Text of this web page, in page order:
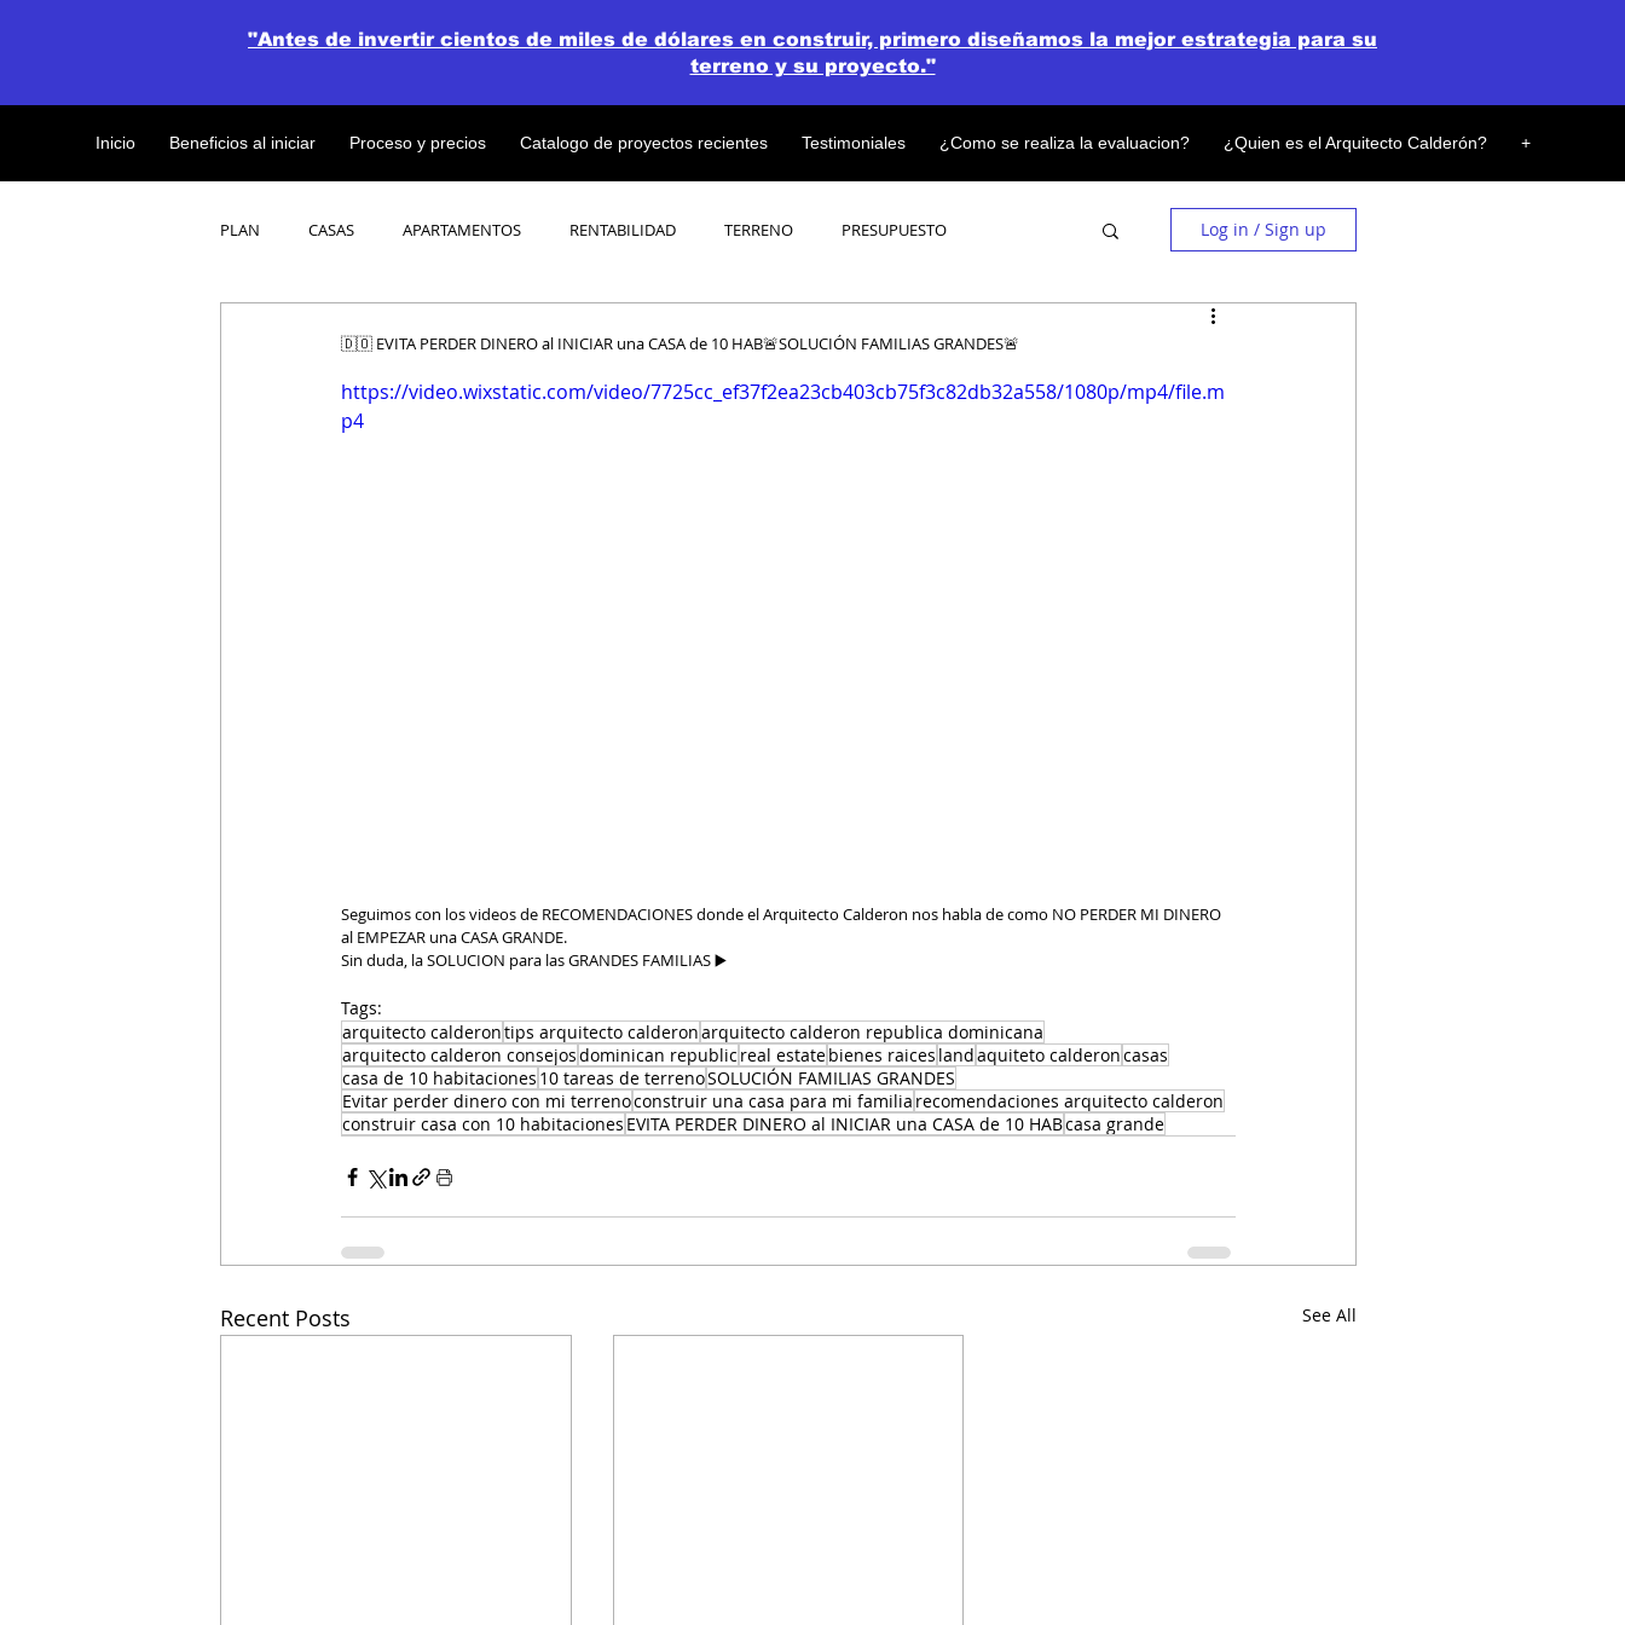
Inicio Beneficios al iniciar Proceso y precios Catalogo de proyectos recientes Testimoniales ¿Como se realiza la evaluacion? ¿Quien es el Arquitecto Calderón? +
"Antes de invertir cientos de miles de dólares en construir, primero diseñamos la mejor estrategia para su
terreno y su proyecto."
PLAN CASAS APARTAMENTOS RENTABILIDAD TERRENO PRESUPUESTO
OBRAS DE CONSTRUCCION
Log in / Sign up
🇩🇴 EVITA PERDER DINERO al INICIAR una CASA de 10 HAB🚨SOLUCIÓN FAMILIAS GRANDES🚨
https://video.wixstatic.com/video/7725cc_ef37f2ea23cb403cb75f3c82db32a558/1080p/mp4/file.m
p4
Seguimos con los videos de RECOMENDACIONES donde el Arquitecto Calderon nos habla de como NO PERDER MI DINERO
al EMPEZAR una CASA GRANDE.
Sin duda, la SOLUCION para las GRANDES FAMILIAS ▶️
Tags:
arquitecto calderontips arquitecto calderonarquitecto calderon republica dominicana
arquitecto calderon consejosdominican republic real estatebienes raices landaquiteto calderoncasas
casa de 10 habitaciones 10 tareas de terrenoSOLUCIÓN FAMILIAS GRANDES
Evitar perder dinero con mi terrenoconstruir una casa para mi familia recomendaciones arquitecto calderon
construir casa con 10 habitaciones EVITA PERDER DINERO al INICIAR una CASA de 10 HABcasa grande
Recent Posts See All